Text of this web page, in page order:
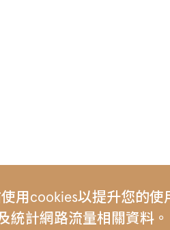
用cookies以提升您的使
統計網路流量相關資料。